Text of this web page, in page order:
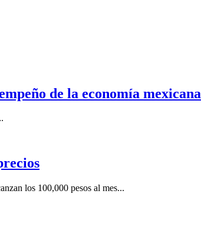
de la economía mexicana
los 100,000 pesos al mes...